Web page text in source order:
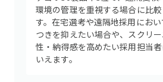
環境の管理を重視する場合に比
す。在宅選考や遠隔地採用にお
つきを抑えたい場合や、スクリ
性・納得感を高めたい採用担当
いえます。